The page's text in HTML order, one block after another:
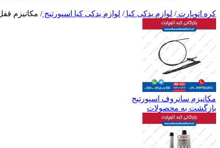
کره اتوپارت/ لوازم یدکی کیا/ لوازم یدکی کیا اسپورتیج/ مکانیزم
مکانیزم سانروف اسپورتیج
بازگشت به محصولات